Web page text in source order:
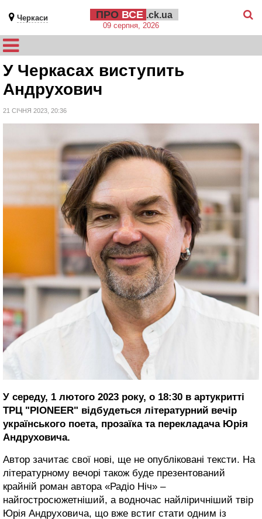
Черкаси ПРО ВСЕ .ck.ua
09 серпня, 2026
У Черкасах виступить
Андрухович
21 СІЧНЯ 2023, 20:36
У середу, 1 лютого 2023 року, о 18:30 в артукритті
ТРЦ "PIONEER" відбудеться літературний вечір
українського поета, прозаїка та перекладача Юрія
Андруховича.
Автор зачитає свої нові, ще не опубліковані тексти. На
літературному вечорі також буде презентований
крайній роман автора «Радіо Ніч» –
найгостросюжетніший, а водночас найліричніший твір
Юрія Андруховича, що вже встиг стати одним із